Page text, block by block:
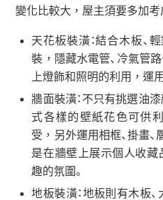
變化比較大，屋主須要多加考
天花板裝潢：結合木板、
裝，隱藏水電管、冷氣管
上燈飾和照明的利用，運
牆面裝潢：不只有挑選油
式各樣的壁紙花色可供
受，另外運用相框、掛畫
是在牆壁上展示個人收
趣的氛圍。
地板裝潢：地板則有木板